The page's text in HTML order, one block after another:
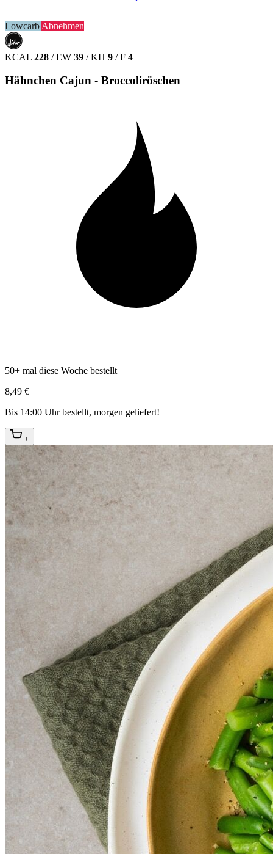
Lowcarb Abnehmen
حلال
HALAL
KCAL 228 / EW 39 / KH 9 / F 4
Hähnchen Cajun - Broccoliröschen
50+ mal diese Woche bestellt
8,49 €
Bis 14:00 Uhr bestellt, morgen geliefert!
+